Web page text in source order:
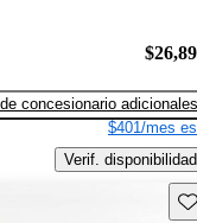
concesionario adicionales
$401/mes
Verif. disponibilidad